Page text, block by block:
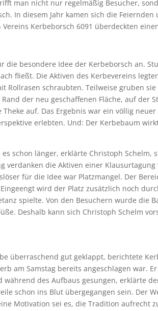
man nicht nur regelmäßig Besucher,
In diesem Jahr kamen sich die Feiernden
Kerbeborsch 6091 überdeckten
die besondere Idee der Kerbeborsch an.
fließt. Die Aktiven des Kerbevereins
Rollrasen schraubten. Teilweise gruben
der neu geschaffenen Fläche, auf der
auf. Das Ergebnis war ein völlig
erlebten. Und: Der Kerbebaum
schon länger, erklärte Christoph Schelm,
verdanken die Aktiven einer
für die Idee war Platzmangel. Der
wird der Platz zusätzlich noch
spielte. Von den Besuchern wurde die
Deshalb kann sich Christoph Schelm
überraschend gut geklappt, berichtete
am Samstag bereits angeschlagen war.
des Aufbaus gesungen, erklärte
schon ins Blut übergegangen sein. Der
Motivation sei es, die Tradition aufrecht